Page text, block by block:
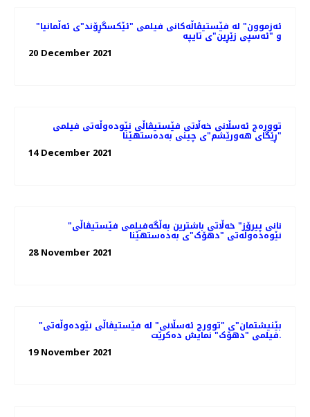
"ئەزموون" لە فێستیڤاڵەکانی فیلمی "ئێکسگڕۆند"ی ئەڵمانیا
و "ئەسپی زێڕین"ی تایپە
20 December 2021
توورەج ئەسڵانی خەڵاتی فێستیڤاڵی نێودەوڵەتی فیلمی
"ڕێگای هەورێشم"ی چینی بەدەستهێنا
14 December 2021
"نانی پیرۆز" خەڵاتی باشترین بەڵگەفیلمی فێستیڤاڵی
نێوەدەوڵەتی "دهۆک"ی بەدەستهێنا
28 November 2021
"بێنیشتمان"ی "توورج ئەسڵانی" لە فێستیڤاڵی نێودەوڵەتی
فیلمی "دهۆک" نمایش ده‌کرێت.
19 November 2021